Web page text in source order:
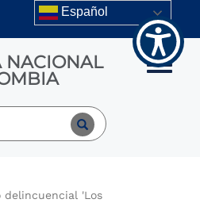
Español
NACIONAL Toggle
delincuencial 'Los